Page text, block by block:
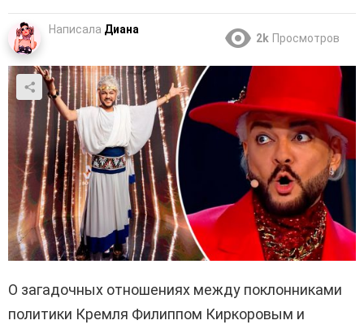
Написала Диана
2k Просмотров
О загадочных отношениях между поклонниками
политики Кремля Филиппом Киркоровым и